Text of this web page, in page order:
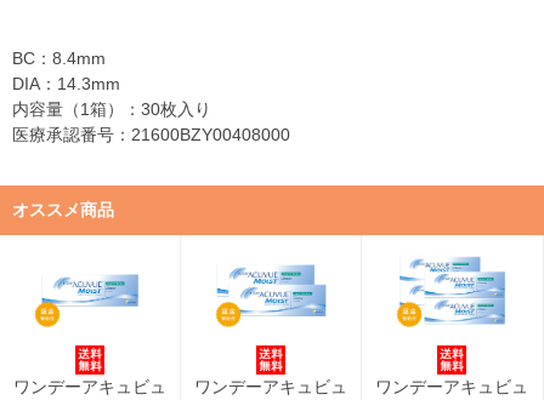
BC：8.4mm
DIA：14.3mm
内容量（1箱）：30枚入り
医療承認番号：21600BZY00408000
オススメ商品
ワンデーアキュビュ
ワンデーアキュビュ
ワンデーアキュビュ